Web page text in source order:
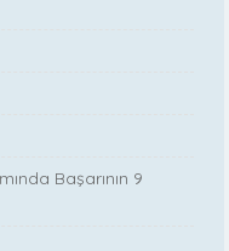
Başarının 9